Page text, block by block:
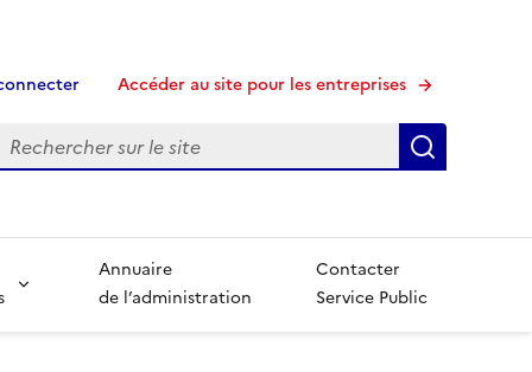
Accéder au site pour les entreprises
Annuaire
de l’administration
Contacter
Service Public